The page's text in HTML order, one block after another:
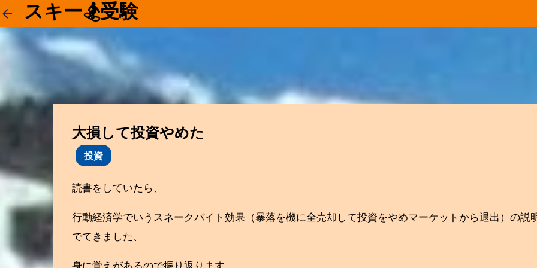
スキー🏂受験
大損して投資やめた
投資
読書をしていたら、
行動経済学でいうスネークバイト効果（暴落を機に全売却して投資をやめマーケットから退出）の説
でてきました、